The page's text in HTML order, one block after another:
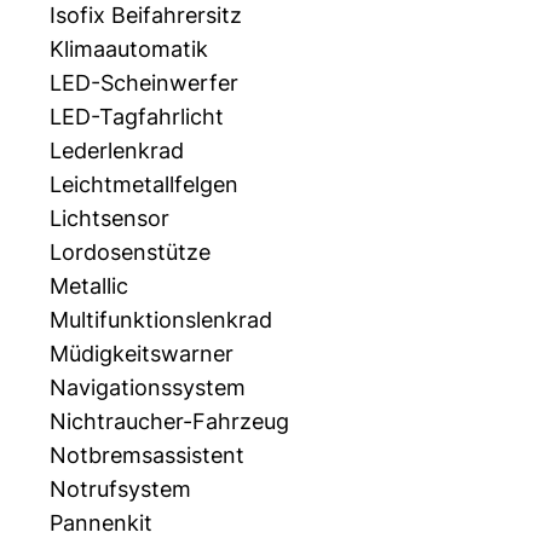
Isofix Beifahrersitz
Klimaautomatik
LED-Scheinwerfer
LED-Tagfahrlicht
Lederlenkrad
Leichtmetallfelgen
Lichtsensor
Lordosenstütze
Metallic
Multifunktionslenkrad
Müdigkeitswarner
Navigationssystem
Nichtraucher-Fahrzeug
Notbremsassistent
Notrufsystem
Pannenkit